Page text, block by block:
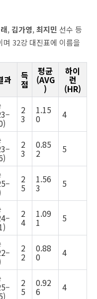
, 김가영,최지민 선수 등
며 32강 대진표에 이름을
과 득
점
평균
(AVG
)
하이
런
(HR)
2
3
1.15
0 4
2
3
0.85
2 5
2
5
1.56
3 5
2
4
1.09
1 5
2
2
0.88
0 4
2
5
0.92
6 4